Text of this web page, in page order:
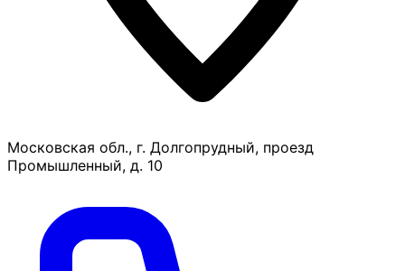
Московская обл., г. Долгопрудный, проезд
Промышленный, д. 10